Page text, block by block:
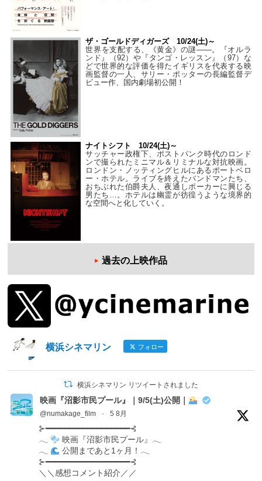
ザ・ゴールドディガーズ 10/24(土)～
世界を支配する、《黄金》の謎――。『オルラ
ンド』（92）や『タンゴ・レッスン』（97）な
どで世界的な評価を得たイギリスを代表する映
画監督の一人、サリー・ポッターの長編監督デ
ビュー作、国内劇場初公開！
ナイトシフト 10/24(土)～
サッチャー政権下、ポストパンク時代のロンド
ンで撮られたミニマル＆リミナルな対抗映画。
ロンドン・ノッティングヒルにあるポートベロ
ー・ホテル。ライブを終えたバンドマンたち、
おちぶれた伯爵夫人、夜通しポーカーに興じる
男たち…。ホテルは幽霊が彷徨うような境界的
な空間へと化していく。
過去の上映作品
横浜シネマリン フォロー
横浜シネマリン リツイートされました
映画『沼影市民プール』｜9/5(土)公開｜
@numakage_film · 5 8月
⊱━━━━━━━━━━━━━━━━━━⊰
𓂃
映画『沼影市民プール』𓂃
𓂃
公開まであと1ヶ月！𓂃
⊱━━━━━━━━━━━━━━━━━━⊰
＼＼感想コメント紹介／／